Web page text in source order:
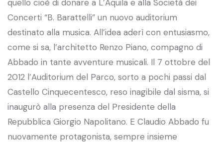
quello cioè di donare a L’Aquila e alla Società dei
Concerti “B. Barattelli” un nuovo auditorium
destinato alla musica. All’idea aderì con entusiasmo,
come si sa, l’architetto Renzo Piano, compagno di
Abbado in tante avventure musicali. Il 7 ottobre del
2012 l’Auditorium del Parco, sorto a pochi passi dal
Castello Cinquecentesco, reso inagibile dal sisma, si
inaugurò alla presenza del Presidente della
Repubblica Giorgio Napolitano. E Claudio Abbado fu
nuovamente protagonista, sempre insieme